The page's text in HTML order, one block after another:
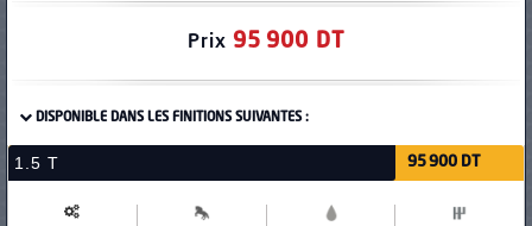
Prix 95 900 DT
DISPONIBLE DANS LES FINITIONS SUIVANTES :
1.5 T 95 900 DT